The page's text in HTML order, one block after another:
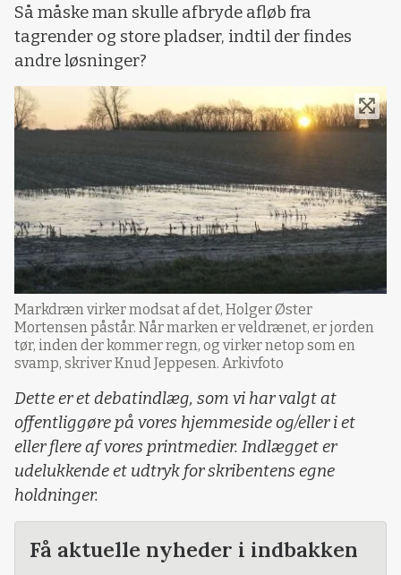
Så måske man skulle afbryde afløb fra
tagrender og store pladser, indtil der findes
andre løsninger?
Markdræn virker modsat af det, Holger Øster
Mortensen påstår. Når marken er veldrænet, er jorden
tør, inden der kommer regn, og virker netop som en
svamp, skriver Knud Jeppesen. Arkivfoto
Dette er et debatindlæg, som vi har valgt at
offentliggøre på vores hjemmeside og/eller i et
eller flere af vores printmedier. Indlægget er
udelukkende et udtryk for skribentens egne
holdninger.
Få aktuelle nyheder i indbakken